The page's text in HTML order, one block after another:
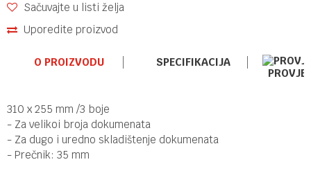
Sačuvajte u listi želja
Uporedite proizvod
O PROIZVODU
SPECIFIKACIJA
310 x 255 mm /3 boje
- Za velikoi broja dokumenata
- Za dugo i uredno skladištenje dokumenata
- Prečnik: 35 mm